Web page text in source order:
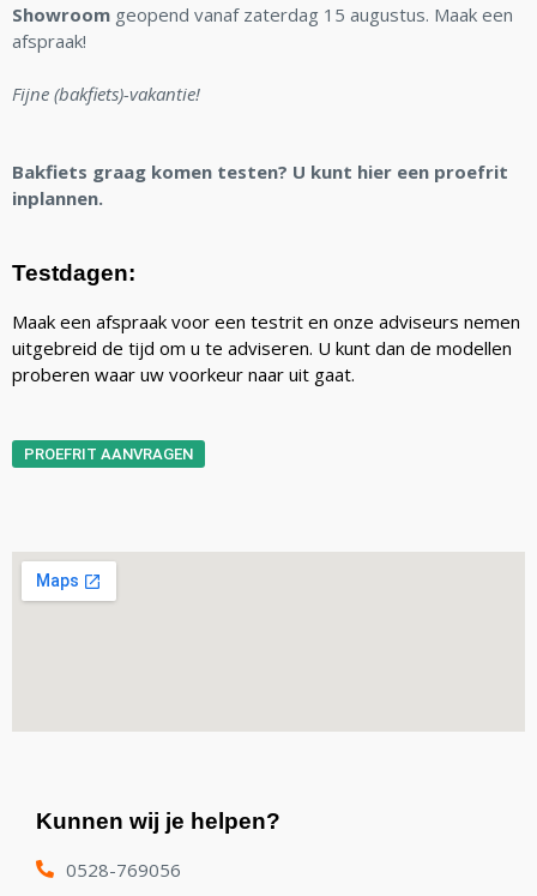
Showroom geopend vanaf zaterdag 15 augustus. Maak een
afspraak!
Fijne (bakfiets)-vakantie!
Bakfiets graag komen testen? U kunt hier een proefrit
inplannen.
Testdagen:
Maak een afspraak voor een testrit en onze adviseurs nemen
uitgebreid de tijd om u te adviseren. U kunt dan de modellen
proberen waar uw voorkeur naar uit gaat.
PROEFRIT AANVRAGEN
Kunnen wij je helpen?
0528-769056